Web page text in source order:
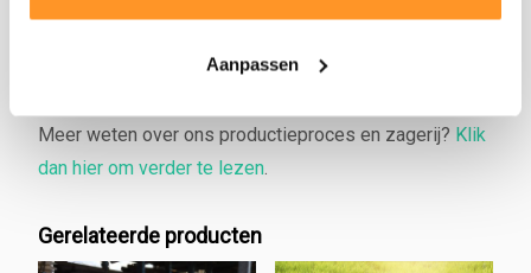
Aanpassen
picknicktafels, tafels en banken.
hier voor een (vrijblijvende) maatwerkofferte
Meer weten over ons productieproces en zagerij? Klik
dan hier om verder te lezen.
Gerelateerde producten